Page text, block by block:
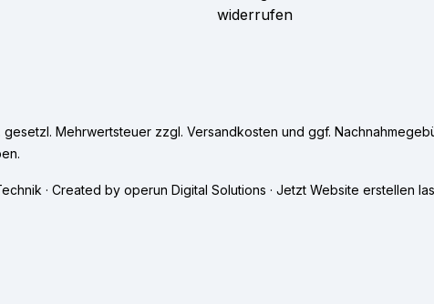
widerrufen
gesetzl. Mehrwertsteuer zzgl. Versandkosten und ggf.
· Created by operun Digital Solutions · Jetzt Website erstellen